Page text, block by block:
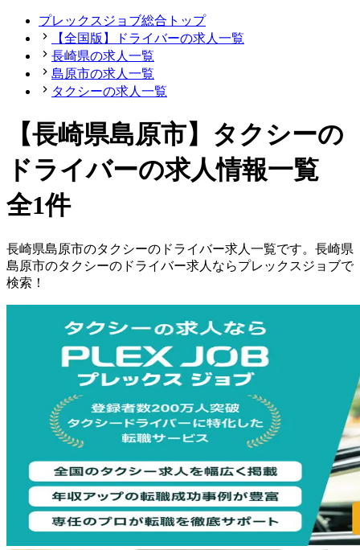
プレックスジョブ総合トップ
【全国版】ドライバーの求人一覧
長崎県の求人一覧
島原市の求人一覧
タクシーの求人一覧
【長崎県島原市】タクシーの
ドライバーの求人情報一覧
全1件
長崎県島原市のタクシーの ドライバー求人一覧です。 長崎県
島原市のタクシーの ドライバー求人ならプレックスジョブで
検索！